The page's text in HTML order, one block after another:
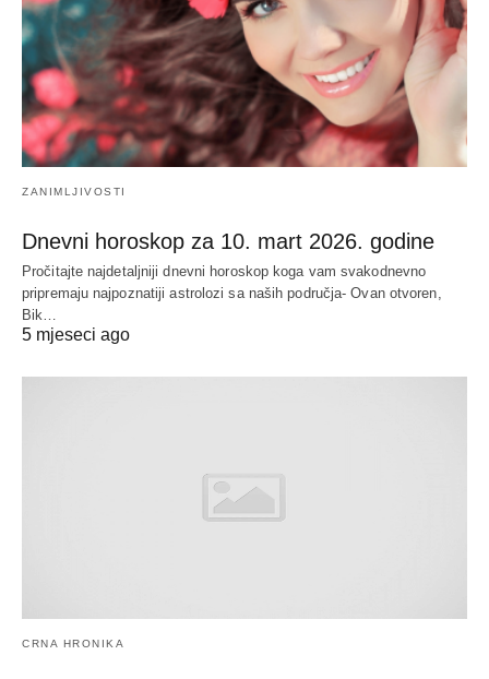
ZANIMLJIVOSTI
Dnevni horoskop za 10. mart 2026. godine
Pročitajte najdetaljniji dnevni horoskop koga vam svakodnevno
pripremaju najpoznatiji astrolozi sa naših područja- Ovan otvoren,
Bik…
5 mjeseci ago
CRNA HRONIKA